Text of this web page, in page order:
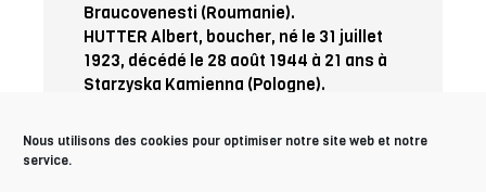
Nous utilisons des cookies pour optimiser notre site web et notre
service.
Braucovenesti (Roumanie).
HUTTER Albert, boucher, né le 31 juillet
1923, décédé le 28 août 1944 à 21 ans à
Starzyska Kamienna (Pologne).
né le 9 mai 1908, décédé sur le territoire